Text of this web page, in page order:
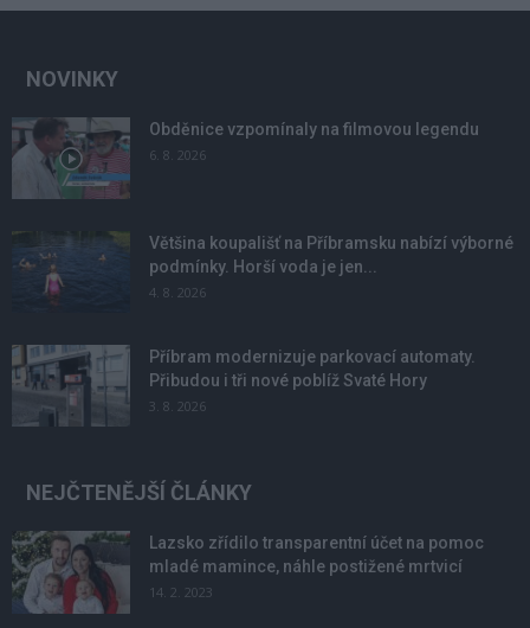
NOVINKY
Obděnice vzpomínaly na filmovou legendu
6. 8. 2026
Většina koupališť na Příbramsku nabízí výborné
podmínky. Horší voda je jen...
4. 8. 2026
Příbram modernizuje parkovací automaty.
Přibudou i tři nové poblíž Svaté Hory
3. 8. 2026
NEJČTENĚJŠÍ ČLÁNKY
Lazsko zřídilo transparentní účet na pomoc
mladé mamince, náhle postižené mrtvicí
14. 2. 2023